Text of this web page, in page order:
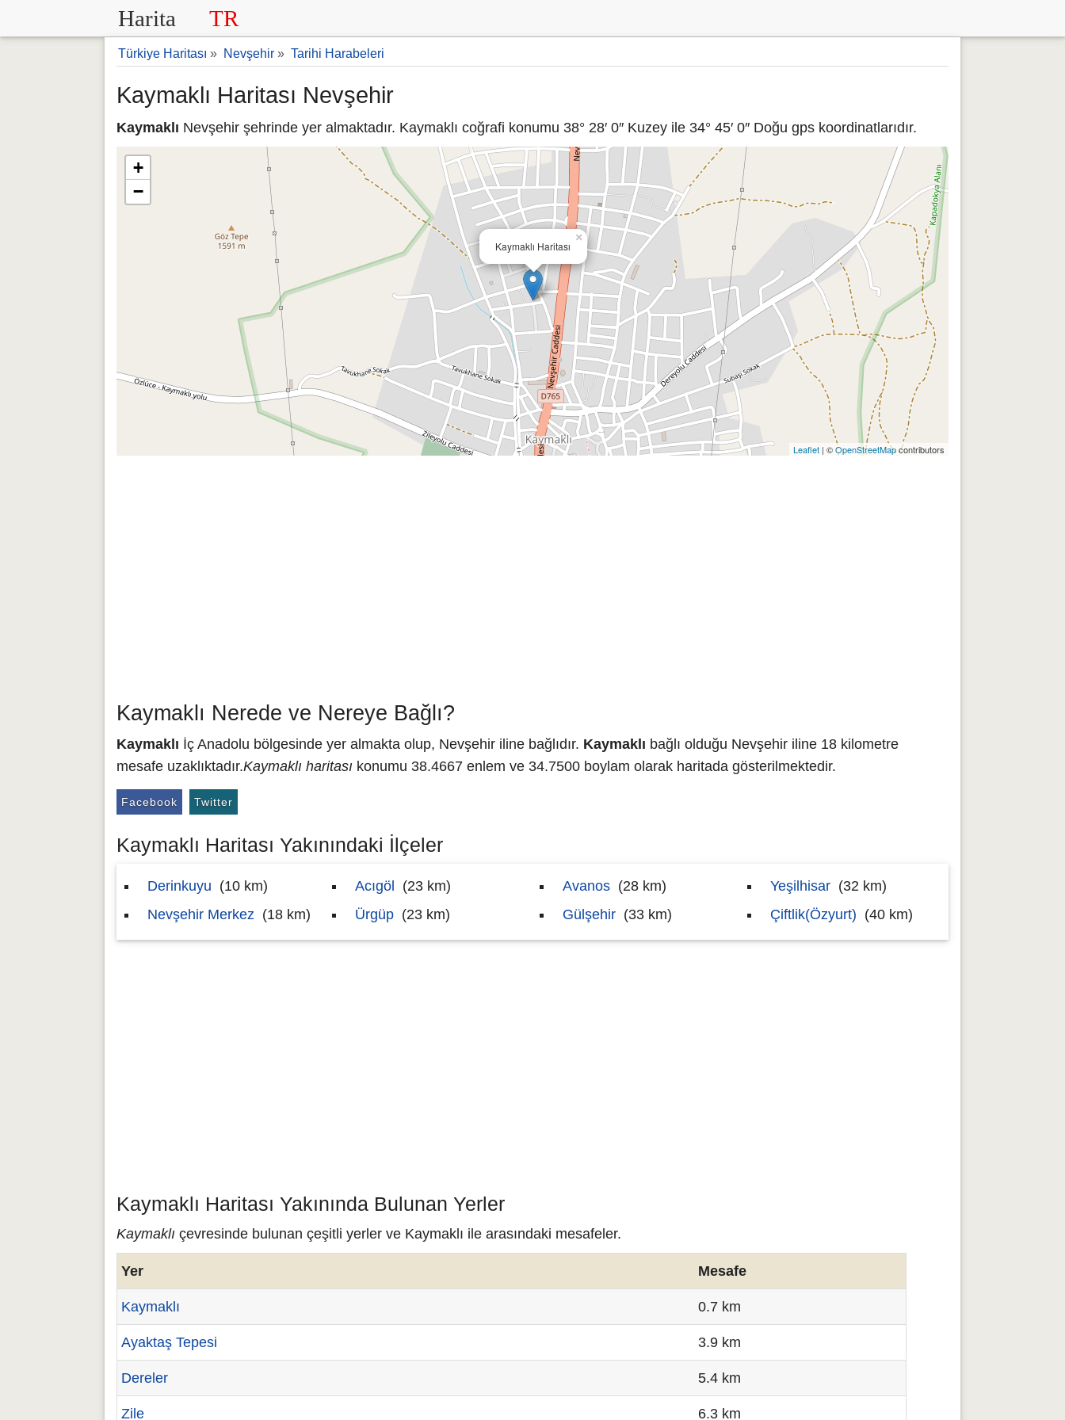
Harita TR
Türkiye Haritası » Nevşehir » Tarihi Harabeleri
Kaymaklı Haritası Nevşehir
Kaymaklı Nevşehir şehrinde yer almaktadır. Kaymaklı coğrafi konumu 38° 28′ 0″ Kuzey ile 34° 45′ 0″ Doğu gps koordinatlarıdır.
Kaymaklı Haritası
×
+
−
Leaflet | ©OpenStreetMapcontributors
Kaymaklı Nerede ve Nereye Bağlı?
Kaymaklı İç Anadolu bölgesinde yer almakta olup, Nevşehir iline bağlıdır. Kaymaklı bağlı olduğu Nevşehir iline 18 kilometre
mesafe uzaklıktadır.Kaymaklı haritası konumu 38.4667 enlem ve 34.7500 boylam olarak haritada gösterilmektedir.
Facebook Twitter
Kaymaklı Haritası Yakınındaki İlçeler
Derinkuyu (10 km)
Nevşehir Merkez (18 km)
Acıgöl
(23 km)
Ürgüp (23 km)
Avanos (28 km)
Gülşehir (33 km)
Yeşilhisar (32 km)
Çiftlik(Özyurt) (40 km)
Kaymaklı Haritası Yakınında Bulunan Yerler
Kaymaklı çevresinde bulunan çeşitli yerler ve Kaymaklı ile arasındaki mesafeler.
Yer Mesafe
Kaymaklı 0.7 km
Ayaktaş Tepesi 3.9 km
Dereler 5.4 km
Zile 6.3 km